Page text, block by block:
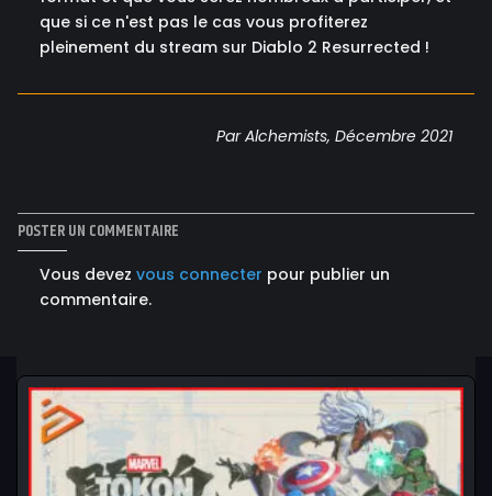
que si ce n'est pas le cas vous profiterez
pleinement du stream sur Diablo 2 Resurrected !
Par Alchemists, Décembre 2021
POSTER UN COMMENTAIRE
Vous devez vous connecter pour publier un
commentaire.